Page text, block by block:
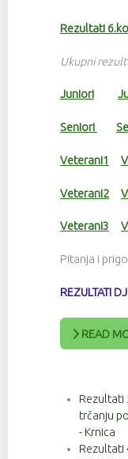
Rezultati
Ukupni
Juniori
Seniori
Veterani1
Veterani2
Veterani3
Pitanja i
REZULTATI
READ
Rezultati
trčanju
- Krnica
Rezultati